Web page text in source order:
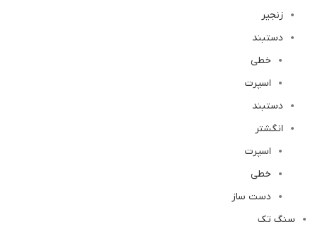
زنجیر
دستبند
خطی
اسپرت
دستبند
انگشتر
اسپرت
خطی
دست ساز
سنگ تک